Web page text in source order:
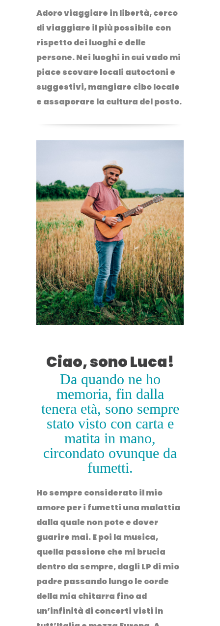
Adoroviaggiare in libertà,cerco
di viaggiare il più possibile con
rispetto dei luoghi e delle
persone. Nei luoghi in cui vado mi
piace scovare locali autoctoni e
suggestivi, mangiare cibo locale
e assaporare la cultura del posto.
Ciao, sono Luca!
Da quando ne ho
memoria, fin dalla
tenera età, sono sempre
stato visto con carta e
matita in mano,
circondato ovunque da
fumetti.
Ho sempre considerato il mio
amore per i fumetti una malattia
dalla quale non pote e dover
guarire mai. E poi la musica,
quella passione che mi brucia
dentro da sempre, dagli LP di mio
padre passando lungo le corde
della mia chitarra fino ad
un’infinità di concerti visti in